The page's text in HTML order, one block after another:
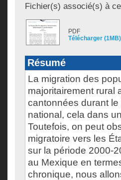
Fichier(s) associé(s) à
PDF
Télécharger (1MB)
Résumé
La migration des
majoritairement rural
cantonnées durant
national, cela dans
Toutefois, on peut
migratoire vers les
sur la période 2000-
au Mexique en
chronique, nous